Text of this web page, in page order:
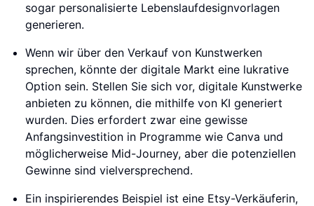
sogar personalisierte Lebenslaufdesignvorlagen
generieren.
Wenn wir über den Verkauf von Kunstwerken
sprechen, könnte der digitale Markt eine lukrative
Option sein. Stellen Sie sich vor, digitale Kunstwerke
anbieten zu können, die mithilfe von KI generiert
wurden. Dies erfordert zwar eine gewisse
Anfangsinvestition in Programme wie Canva und
möglicherweise Mid-Journey, aber die potenziellen
Gewinne sind vielversprechend.
Ein inspirierendes Beispiel ist eine Etsy-Verkäuferin,